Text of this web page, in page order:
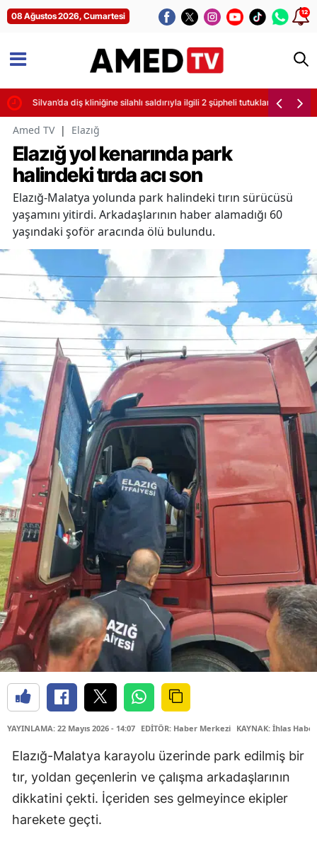
08 Ağustos 2026, Cumartesi 12
Silvan’da diş kliniğine silahlı saldırıyla ilgili 2 şüpheli tutuklandı
Amed TV | Elazığ
Elazığ yol kenarında park
halindeki tırda acı son
Elazığ-Malatya yolunda park halindeki tırın sürücüsü
yaşamını yitirdi. Arkadaşlarının haber alamadığı 60
yaşındaki şoför aracında ölü bulundu.
YAYINLAMA: 22 Mayıs 2026 - 14:07 EDİTÖR: Haber Merkezi KAYNAK: İhlas
Elazığ-Malatya karayolu üzerinde park edilmiş bir
tır, yoldan geçenlerin ve çalışma arkadaşlarının
dikkatini çekti. İçeriden ses gelmeyince ekipler
harekete geçti.